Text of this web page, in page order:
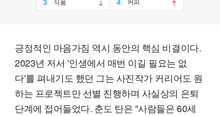
긍정적인 마음가짐 역시 동안의 핵심 비결이다.
2023년 저서 '인생에서 매번 이길 필요는 없
다'를 펴내기도 했던 그는 사진작가 커리어도 원
하는 프로젝트만 선별 진행하며 사실상의 은퇴
단계에 접어들었다. 춘도 탄은 "사람들은 60세